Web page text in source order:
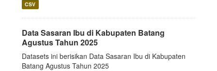
CSV
Data Sasaran Ibu di Kabupaten Batang
Agustus Tahun 2025
Datasets ini berisikan Data Sasaran Ibu di Kabupaten
Batang Agustus Tahun 2025